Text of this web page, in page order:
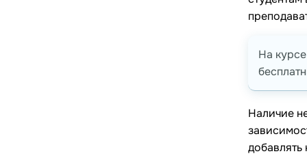
На
Наличие
добавлять